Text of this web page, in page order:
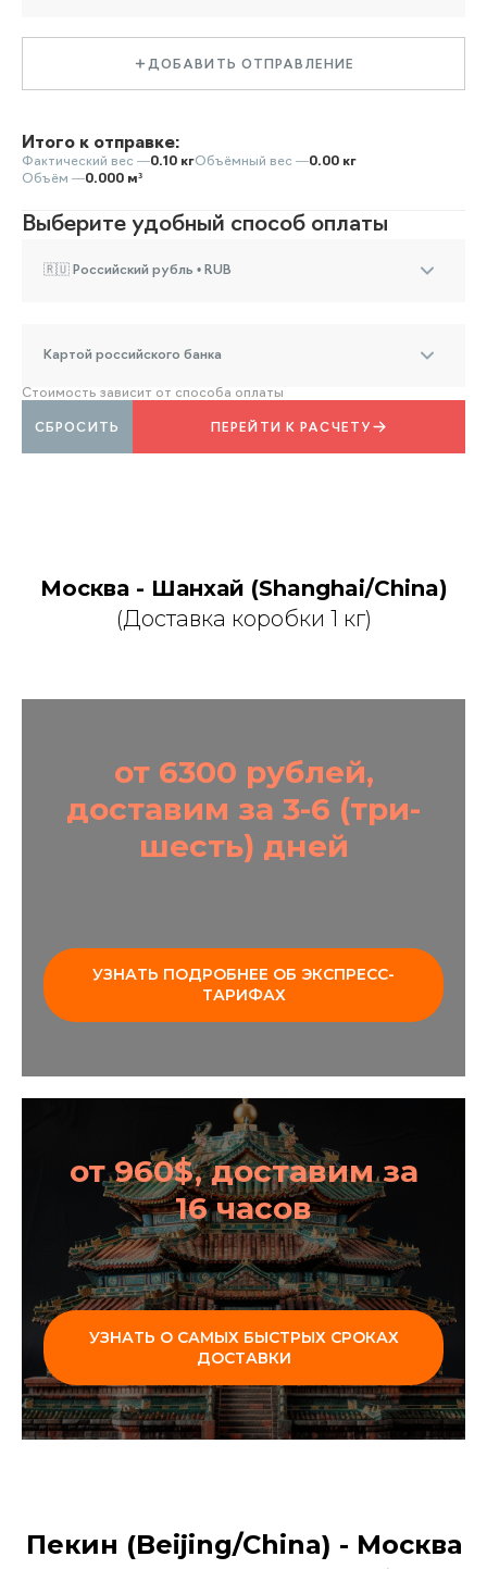
ДОБАВИТЬ ОТПРАВЛЕНИЕ
Итого к отправке:
Фактический вес —0.10 кгОбъёмный вес —0.00 кг
Объём —0.000 м³
Выберите удобный способ оплаты
🇷🇺 Российский рубль • RUB
Картой российского банка
Стоимость зависит от способа оплаты
ПЕРЕЙТИ К РАСЧЕТУ
СБРОСИТЬ
Москва - Шанхай (Shanghai/China)
(Доставка коробки 1 кг)
от 6300 рублей,
доставим за 3-6 (три-
шесть) дней
УЗНАТЬ ПОДРОБНЕЕ ОБ ЭКСПРЕСС-
ТАРИФАХ
от 960$, доставим за
16 часов
УЗНАТЬ О САМЫХ БЫСТРЫХ СРОКАХ
ДОСТАВКИ
Пекин (Beijing/China) - Москва